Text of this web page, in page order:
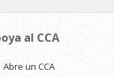
al CCA
Abre un CCA